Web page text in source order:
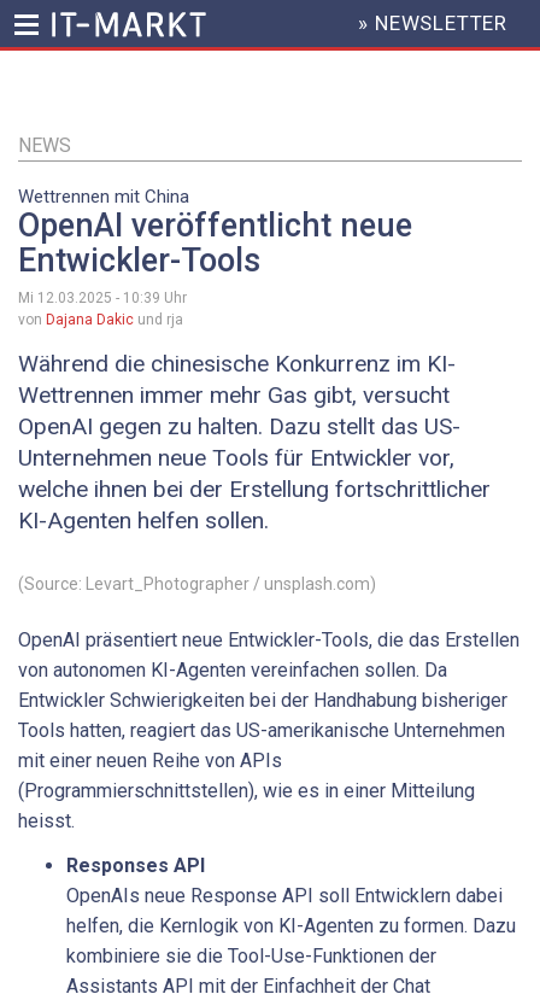
Inhalt
HEADER
MENU
» NEWSLETTER
NEWS
Wettrennen mit China
OpenAI veröffentlicht neue
Entwickler-Tools
Mi 12.03.2025 - 10:39 Uhr
von Dajana Dakic und rja
Während die chinesische Konkurrenz im KI-
Wettrennen immer mehr Gas gibt, versucht
OpenAI gegen zu halten. Dazu stellt das US-
Unternehmen neue Tools für Entwickler vor,
welche ihnen bei der Erstellung fortschrittlicher
KI-Agenten helfen sollen.
(Source: Levart_Photographer / unsplash.com)
OpenAI präsentiert neue Entwickler-Tools, die das Erstellen
von autonomen KI-Agenten vereinfachen sollen. Da
Entwickler Schwierigkeiten bei der Handhabung bisheriger
Tools hatten, reagiert das US-amerikanische Unternehmen
mit einer neuen Reihe von APIs
(Programmierschnittstellen), wie es in einer Mitteilung
heisst.
Responses API
OpenAIs neue Response API soll Entwicklern dabei
helfen, die Kernlogik von KI-Agenten zu formen. Dazu
kombiniere sie die Tool-Use-Funktionen der
Assistants API mit der Einfachheit der Chat